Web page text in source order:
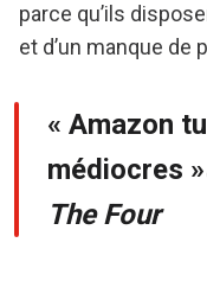
parce qu’ils
et d’un manque de
« Amazon
médiocres »
The Four